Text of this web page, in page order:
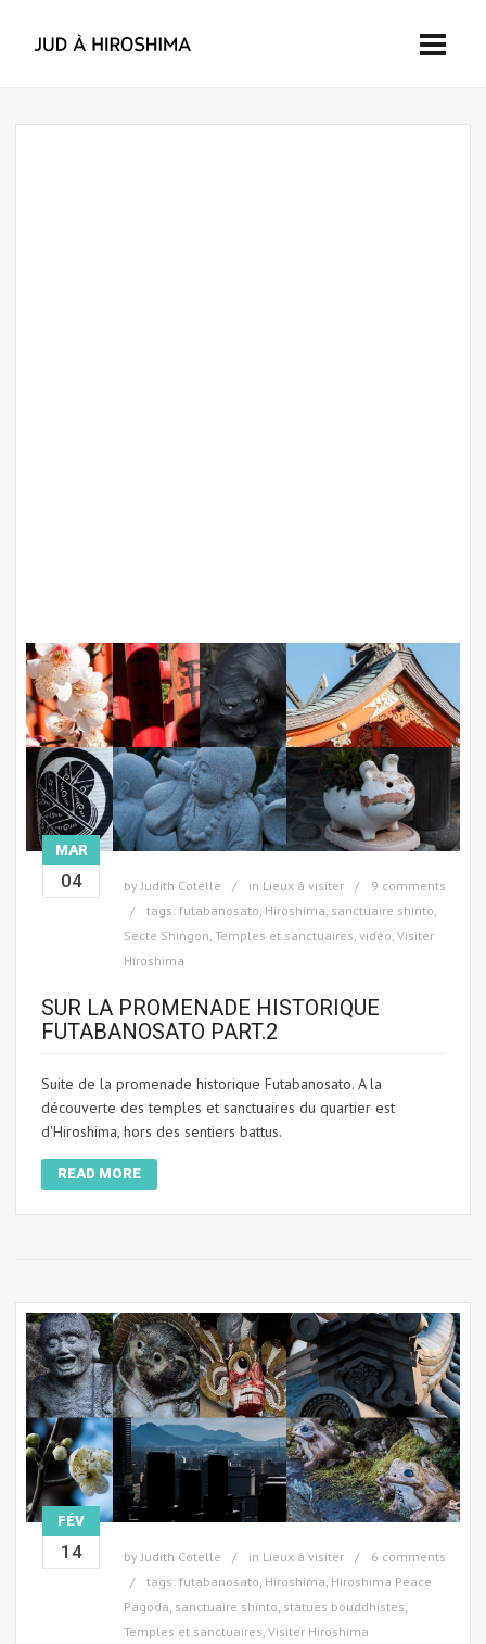
MAR
04 byJudith Cotelle in Lieux à visiter
9 comments
tags: futabanosato, Hiroshima, sanctuaire shinto,
Secte Shingon, Temples et sanctuaires, vidéo, Visiter
Hiroshima
SUR LA PROMENADE HISTORIQUE
FUTABANOSATO PART.2
Suite de la promenade historique Futabanosato. A la
découverte des temples et sanctuaires du quartier est
d'Hiroshima, hors des sentiers battus.
READ MORE
FÉV
14 by Judith Cotelle in Lieux à visiter
6 comments
tags: futabanosato Hiroshima Hiroshima Peace
Pagoda sanctuaire shinto statues bouddhistes
Temples et sanctuaires Visiter Hiroshima